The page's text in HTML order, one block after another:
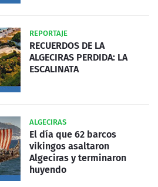
REPORTAJE
RECUERDOS DE LA
ALGECIRAS PERDIDA: LA
ESCALINATA
ALGECIRAS
El día que 62 barcos
vikingos asaltaron
Algeciras y terminaron
huyendo